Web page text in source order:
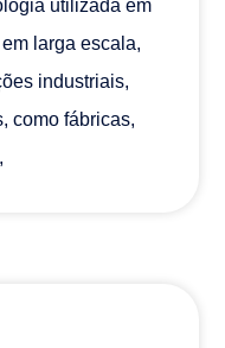
utilizada em
larga escala,
industriais,
como fábricas,